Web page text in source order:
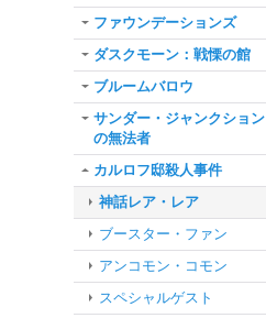
ファウンデーションズ
ダスクモーン：戦慄の館
ブルームバロウ
サンダー・ジャンクション
の無法者
カルロフ邸殺人事件
神話レア・レア
ブースター・ファン
アンコモン・コモン
スペシャルゲスト